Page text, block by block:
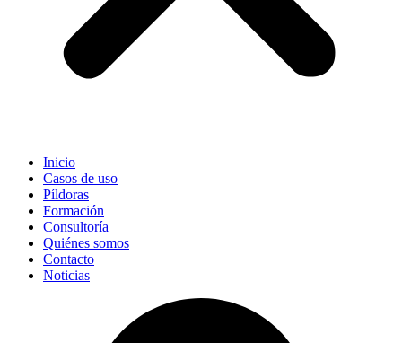
Inicio
Casos de uso
Píldoras
Formación
Consultoría
Quiénes somos
Contacto
Noticias